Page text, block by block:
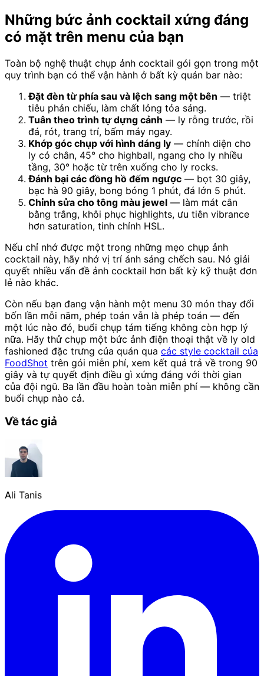
Những bức ảnh cocktail xứng đáng
có mặt trên menu của bạn
Toàn bộ nghệ thuật chụp ảnh cocktail gói gọn trong một
quy trình bạn có thể vận hành ở bất kỳ quán bar nào:
Đặt đèn từ phía sau và lệch sang một bên — triệt
tiêu phản chiếu, làm chất lỏng tỏa sáng.
Tuân theo trình tự dựng cảnh — ly rỗng trước, rồi
đá, rót, trang trí, bấm máy ngay.
Khớp góc chụp với hình dáng ly — chính diện cho
ly có chân, 45° cho highball, ngang cho ly nhiều
tầng, 30° hoặc từ trên xuống cho ly rocks.
Đánh bại các đồng hồ đếm ngược — bọt 30 giây,
bạc hà 90 giây, bong bóng 1 phút, đá lớn 5 phút.
Chỉnh sửa cho tông màu jewel — làm mát cân
bằng trắng, khôi phục highlights, ưu tiên vibrance
hơn saturation, tinh chỉnh HSL.
Nếu chỉ nhớ được một trong những mẹo chụp ảnh
cocktail này, hãy nhớ vị trí ánh sáng chếch sau. Nó giải
quyết nhiều vấn đề ảnh cocktail hơn bất kỳ kỹ thuật đơn
lẻ nào khác.
Còn nếu bạn đang vận hành một menu 30 món thay đổi
bốn lần mỗi năm, phép toán vẫn là phép toán — đến
một lúc nào đó, buổi chụp tám tiếng không còn hợp lý
nữa. Hãy thử chụp một bức ảnh điện thoại thật về ly old
fashioned đặc trưng của quán qua các style cocktail của
FoodShot trên gói miễn phí, xem kết quả trả về trong 90
giây và tự quyết định điều gì xứng đáng với thời gian
của đội ngũ. Ba lần đầu hoàn toàn miễn phí — không cần
buổi chụp nào cả.
Về tác giả
Ali Tanis